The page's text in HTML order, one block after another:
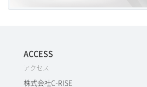
ACCESS
アクセス
株式会社C-RISE